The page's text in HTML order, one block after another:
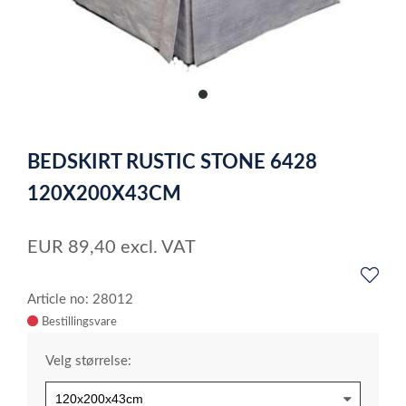
item
of
1
BEDSKIRT RUSTIC STONE 6428
120X200X43CM
EUR 89,40 excl. VAT
Article no: 28012
Velg størrelse: